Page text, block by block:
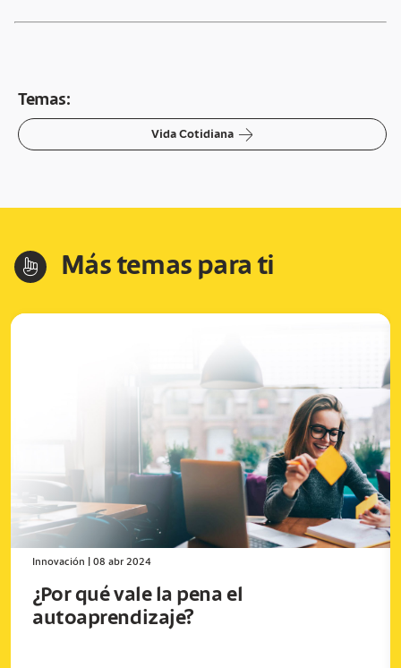
Temas:
Vida Cotidiana arrow-right
hand-index Más temas para ti
Innovación 08 abr 2024
¿Por qué vale la pena el
autoaprendizaje?